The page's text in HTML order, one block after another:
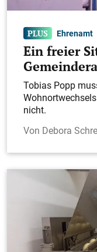
Ehrenamt
Ein freier
Tobias Popp
nicht.
Debora